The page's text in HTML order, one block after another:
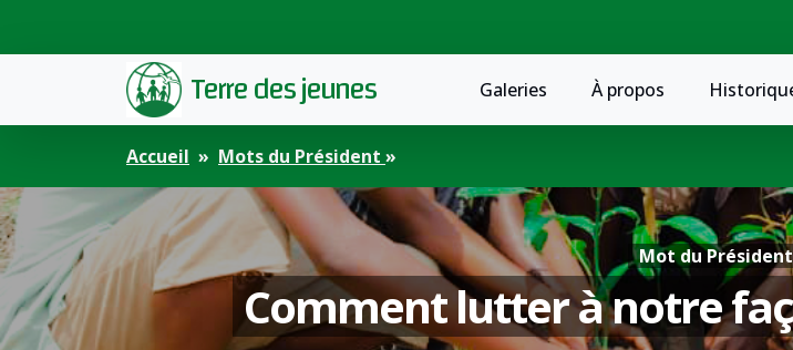
Terre des jeunes Galeries À propos
Accueil Mots du Président
Mot du
Comment lutter à notre